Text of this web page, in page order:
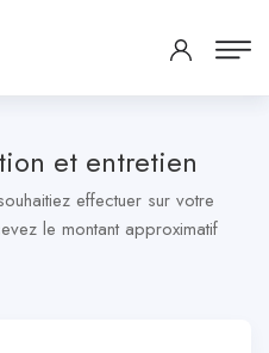
et entretien
effectuer sur votre
le montant approximatif